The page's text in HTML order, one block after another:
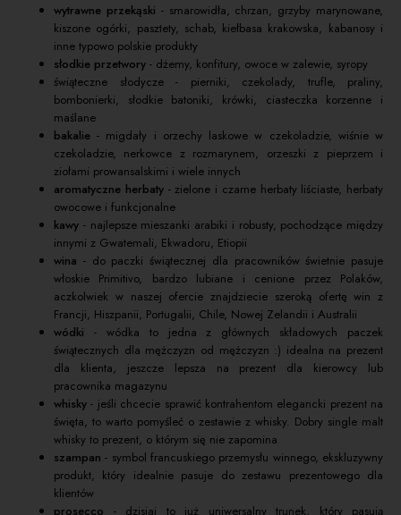
wytrawne przekąski - smarowidła, chrzan, grzyby marynowane,
kiszone ogórki, pasztety, schab, kiełbasa krakowska, kabanosy i
inne typowo polskie produkty
słodkie przetwory - dżemy, konfitury, owoce w zalewie, syropy
świąteczne słodycze - pierniki, czekolady, trufle, praliny,
bombonierki, słodkie batoniki, krówki, ciasteczka korzenne i
maślane
bakalie - migdały i orzechy laskowe w czekoladzie, wiśnie w
czekoladzie, nerkowce z rozmarynem, orzeszki z pieprzem i
ziołami prowansalskimi i wiele innych
aromatyczne herbaty- zielone i czarne herbaty liściaste, herbaty
owocowe i funkcjonalne
kawy - najlepsze mieszanki arabiki i robusty, pochodzące między
innymi z Gwatemali, Ekwadoru, Etiopii
wina - do paczki świątecznej dla pracowników świetnie pasuje
włoskie Primitivo, bardzo lubiane i cenione przez Polaków,
aczkolwiek w naszej ofercie znajdziecie szeroką ofertę win z
Francji, Hiszpanii, Portugalii, Chile, Nowej Zelandii i Australii
wódki - wódka to jedna z głównych składowych paczek
świątecznych dla mężczyzn od mężczyzn :) idealna na prezent
dla klienta, jeszcze lepsza na prezent dla kierowcy lub
pracownika magazynu
whisky - jeśli chcecie sprawić kontrahentom elegancki prezent na
święta, to warto pomyśleć o zestawie z whisky. Dobry single malt
whisky to prezent, o którym się nie zapomina
szampan - symbol francuskiego przemysłu winnego, ekskluzywny
produkt, który idealnie pasuje do zestawu prezentowego dla
klientów
prosecco - dzisiaj to już uniwersalny trunek, który pasują